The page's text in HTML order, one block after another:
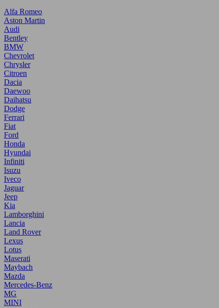
Alfa Romeo
Aston Martin
Audi
Bentley
BMW
Chevrolet
Chrysler
Citroen
Dacia
Daewoo
Daihatsu
Dodge
Ferrari
Fiat
Ford
Honda
Hyundai
Infiniti
Isuzu
Iveco
Jaguar
Jeep
Kia
Lamborghini
Lancia
Land Rover
Lexus
Lotus
Maserati
Maybach
Mazda
Mercedes-Benz
MG
MINI